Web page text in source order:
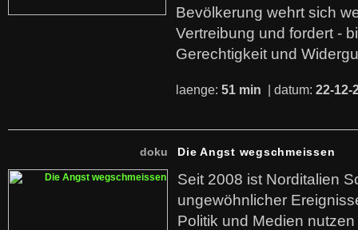
Bevölkerung wehrt sich
Vertreibung und fordert -
Gerechtigkeit und
laenge: 51 min | datum: 22-12-
doku Die Angst wegschmeissen
Seit 2008 ist Norditalien
ungewöhnlicher
Politik und Medien